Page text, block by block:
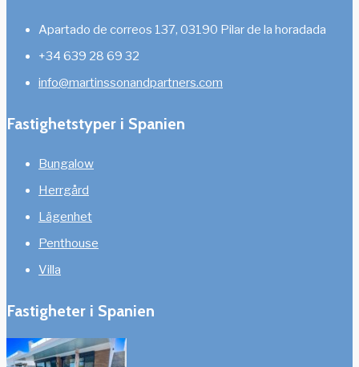
Apartado de correos 137, 03190 Pilar de la horadada
+34 639 28 69 32
info@martinssonandpartners.com
Fastighetstyper i Spanien
Bungalow
Herrgård
Lägenhet
Penthouse
Villa
Fastigheter i Spanien